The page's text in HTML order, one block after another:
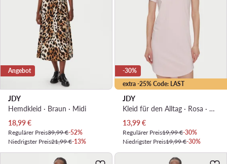
Angebot
JDY
Hemdkleid · Braun · Midi
Aktueller Preis
18,99€
Regulärer Preis39,99 €-52%
Niedrigster Preis21,99 €-13%
extra -25% Code: LAST
-30%
JDY
Kleid für den Alltag · Rosa · Mini
Aktueller Preis
13,99€
Regulärer Preis19,99 €-30%
Niedrigster Preis19,99 €-30%